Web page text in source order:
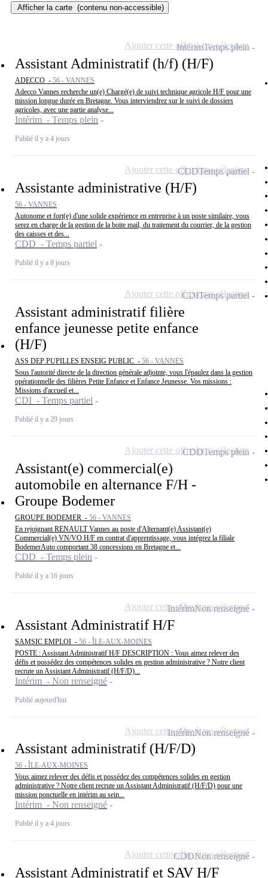
Afficher la carte (contenu non-accessible)
Assistant Administratif (h/f) (H/F)
ADECCO - 56 - VANNES
Adecco Vannes recherche un(e) Chargé(e) de suivi technique agricole H/F pour une
mission longue durée en Bretagne. Vous interviendrez sur le suivi de dossiers
agricoles, avec une partie analyse...
Intérim - Temps plein
Publié il y a 4 jours
IntérimTemps plein
Ajouter cette offre à ma sélection
Assistante administrative (H/F)
56 - VANNES
Autonome et fort(e) d'une solide expérience en entreprise à un poste similaire, vous
serez en charge de la gestion de la boite mail, du traitement du courrier, de la gestion
des caisses et des...
CDD - Temps partiel
Publié il y a 8 jours
CDDTemps partiel
Ajouter cette offre à ma sélection
Assistant administratif filière
enfance jeunesse petite enfance
(H/F)
ASS DEP PUPILLES ENSEIG PUBLIC - 56 - VANNES
Sous l'autorité directe de la direction générale adjointe, vous l'épaulez dans la gestion
opérationnelle des filières Petite Enfance et Enfance Jeunesse. Vos missions :
Missions d'accueil et...
CDI - Temps partiel
Publié il y a 29 jours
CDITemps partiel
Ajouter cette offre à ma sélection
Assistant(e) commercial(e)
automobile en alternance F/H -
Groupe Bodemer
GROUPE BODEMER - 56 - VANNES
En rejoignant RENAULT Vannes au poste d'Alternant(e) Assistant(e)
Commercial(e) VN/VO H/F en contrat d'apprentissage, vous intégrez la filiale
BodemerAuto comportant 38 concessions en Bretagne et...
CDD - Temps plein
Publié il y a 16 jours
CDDTemps plein
Ajouter cette offre à ma sélection
Assistant Administratif H/F
SAMSIC EMPLOI - 56 - ÎLE-AUX-MOINES
POSTE : Assistant Administratif H/F DESCRIPTION : Vous aimez relever des
défis et possédez des compétences solides en gestion administrative ? Notre client
recrute un Assistant Administratif (H/F/D)...
Intérim - Non renseigné
Publié aujourd'hui
IntérimNon renseigné
Ajouter cette offre à ma sélection
Assistant administratif (H/F/D)
56 - ÎLE-AUX-MOINES
Vous aimez relever des défis et possédez des compétences solides en gestion
administrative ? Notre client recrute un Assistant Administratif (H/F/D) pour une
mission ponctuelle en intérim au sein...
Intérim - Non renseigné
Publié il y a 4 jours
IntérimNon renseigné
Ajouter cette offre à ma sélection
Assistant Administratif et SAV H/F
CDDNon renseigné
Ajouter cette offre à ma sélection